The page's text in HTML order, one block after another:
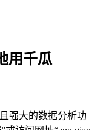
用千瓜
强大的数据分析功